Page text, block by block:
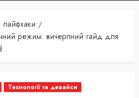
режим: вичерпний гайд для
Технології та девайси